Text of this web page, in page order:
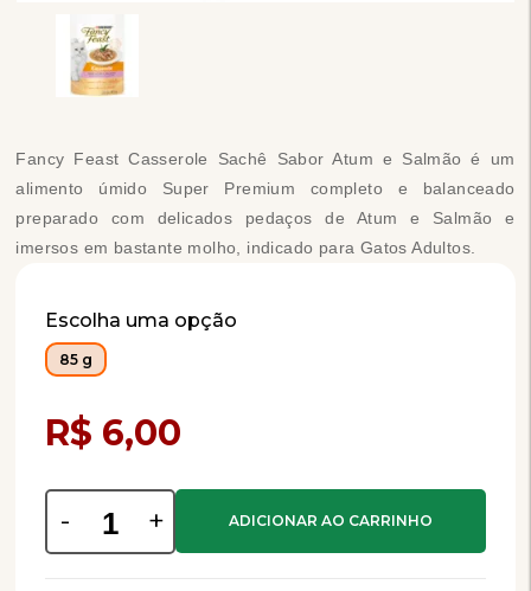
Fancy Feast Casserole Sachê Sabor Atum e Salmão é um
alimento úmido Super Premium completo e balanceado
preparado com delicados pedaços de Atum e Salmão e
imersos em bastante molho, indicado para Gatos Adultos.
Escolha uma opção
85 g
R$ 6,00
- +